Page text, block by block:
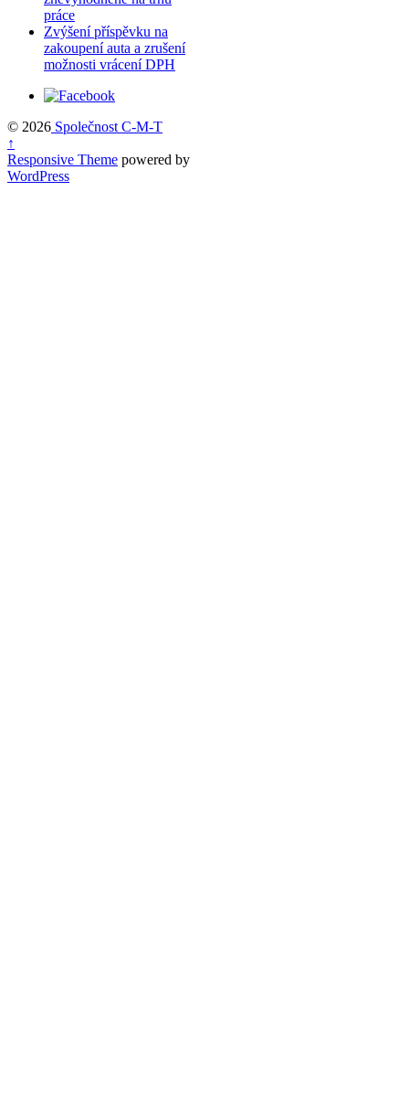
práce
Zvýšení příspěvku na
zakoupení auta a zrušení
možnosti vrácení DPH
© 2026 Společnost C-M-T
↑
Responsive Theme powered by
WordPress